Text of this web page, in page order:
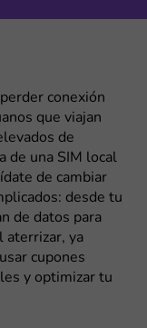
conexión
que viajan
de
de una SIM local
de cambiar
desde tu
de datos para
aterrizar, ya
cupones
y optimizar tu